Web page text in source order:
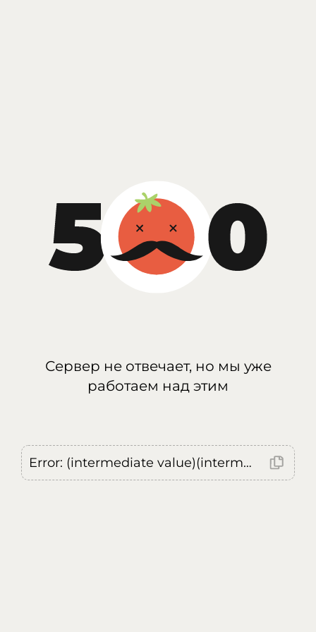
Сервер не отвечает, но мы уже
работаем над этим
Error: (intermediate value)(intermediate value)(intermediate value).replaceAll is not a function